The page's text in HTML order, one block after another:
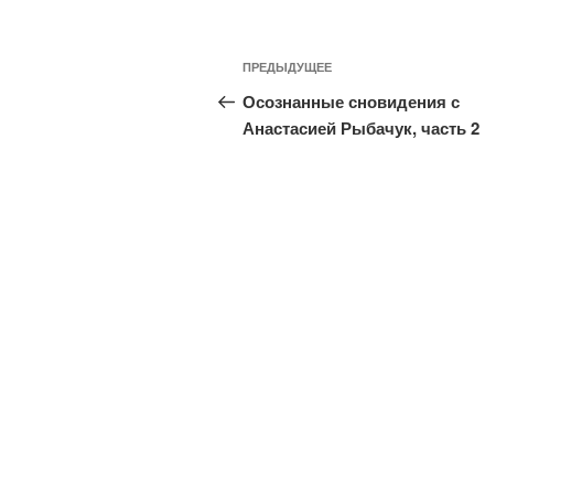
ПРЕДЫДУЩЕЕ
Осознанные сновидения с
Анастасией Рыбачук, часть 2